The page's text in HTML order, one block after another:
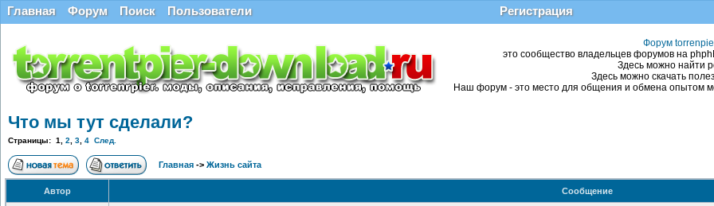
Главная Форум Поиск Пользователи Регистрация
Форум
это сообщество владельцев форумов на
Здесь можно найти
Здесь можно скачать
Наш форум - это место для общения и обмена опытом
Что мы тут сделали?
Страницы: 1 2 3 4 След.
Главная -> Жизнь сайта
Автор Сообщение